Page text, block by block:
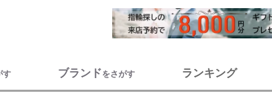
す ブランドをさがす ランキング